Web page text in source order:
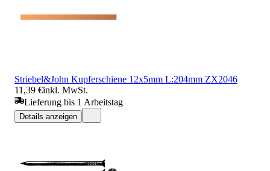
Striebel&John Kupferschiene 12x5mm L:204mm ZX2046
11,39 €inkl. MwSt.
Lieferung bis 1 Arbeitstag
Details anzeigen